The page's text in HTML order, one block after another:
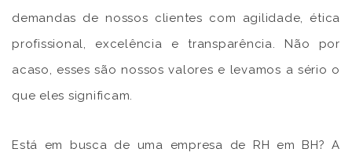
demandas de nossos clientes com agilidade, ética
profissional, excelência e transparência. Não por
acaso, esses são nossos valores e levamos a sério o
que eles significam.
Está em busca de uma empresa de RH em BH? A